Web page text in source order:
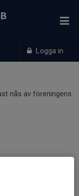
Logga in
nås av föreningens